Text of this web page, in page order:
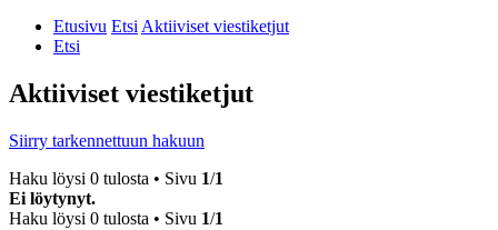
Etusivu EtsiAktiiviset viestiketjut
Etsi
Aktiiviset viestiketjut
Siirry tarkennettuun hakuun
Haku löysi 0 tulosta • Sivu 1/1
Ei löytynyt.
Haku löysi 0 tulosta • Sivu 1/1